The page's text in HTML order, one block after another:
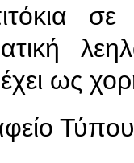
ως
Τύπου